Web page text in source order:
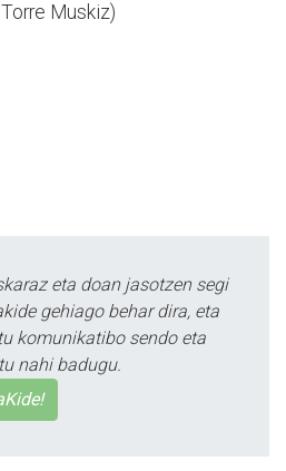
Muskiz)
eta doan jasotzen segi
gehiago behar dira, eta
komunikatibo sendo eta
nahi badugu.